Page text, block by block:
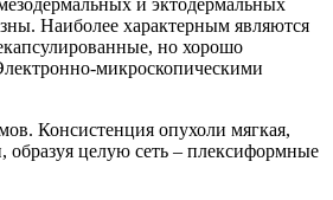
Наиболее характерным являются
но хорошо
микроскопическими
Консистенция опухоли мягкая,
образуя целую сеть – плексиформные